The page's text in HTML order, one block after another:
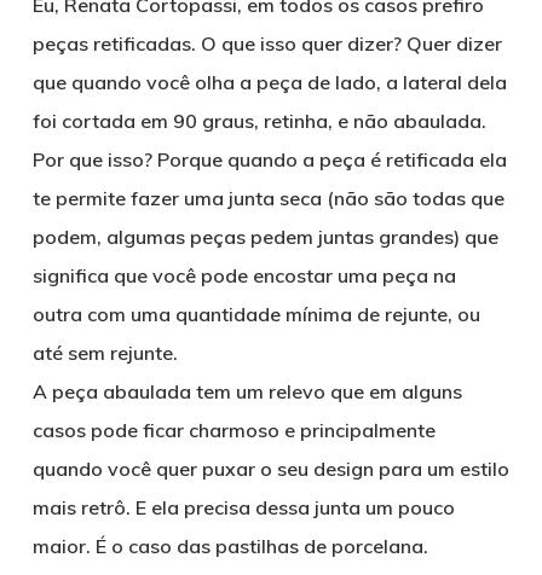
Eu, Renata Cortopassi, em todos os casos prefiro
peças retificadas. O que isso quer dizer? Quer dizer
que quando você olha a peça de lado, a lateral dela
foi cortada em 90 graus, retinha, e não abaulada.
Por que isso? Porque quando a peça é retificada ela
te permite fazer uma junta seca (não são todas que
podem, algumas peças pedem juntas grandes) que
significa que você pode encostar uma peça na
outra com uma quantidade mínima de rejunte, ou
até sem rejunte.
A peça abaulada tem um relevo que em alguns
casos pode ficar charmoso e principalmente
quando você quer puxar o seu design para um estilo
mais retrô. E ela precisa dessa junta um pouco
maior. É o caso das pastilhas de porcelana.